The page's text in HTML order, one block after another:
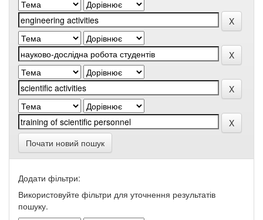
Почати новий пошук
Додати фільтри:
Використовуйте фільтри для уточнення результатів
пошуку.